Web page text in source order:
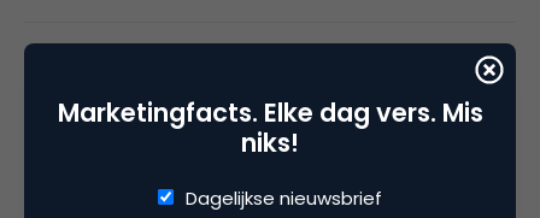
Bram Koster
Senior consultant bij
Ik werk als consultant bij Evolve, een bureau dat is
Marketingfacts. Elke dag vers. Mis
niks!
Dagelijkse nieuwsbrief